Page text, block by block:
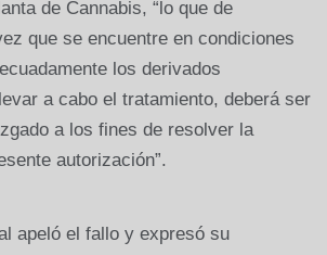
de Cannabis, “lo que de
que se encuentre en condiciones
los derivados
a cabo el tratamiento, deberá ser
a los fines de resolver la
autorización”.
apeló el fallo y expresó su